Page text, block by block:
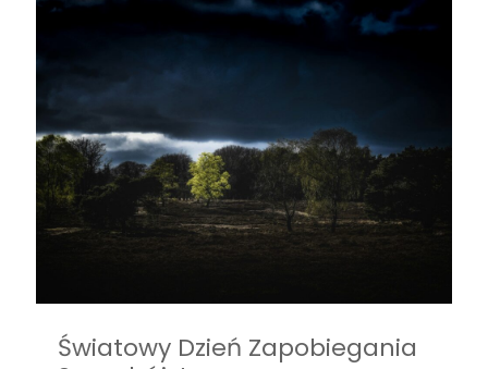
Światowy Dzień Zapobiegania